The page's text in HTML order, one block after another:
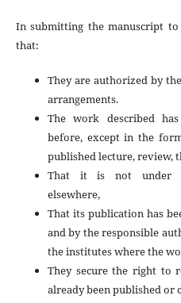
In submitting the manuscript
that:
They are authorized by
arrangements.
The work described
before, except in the
published lecture, review,
That it is not under
elsewhere,
That its publication has
and by the responsible
the institutes where the
They secure the right to
already been published or